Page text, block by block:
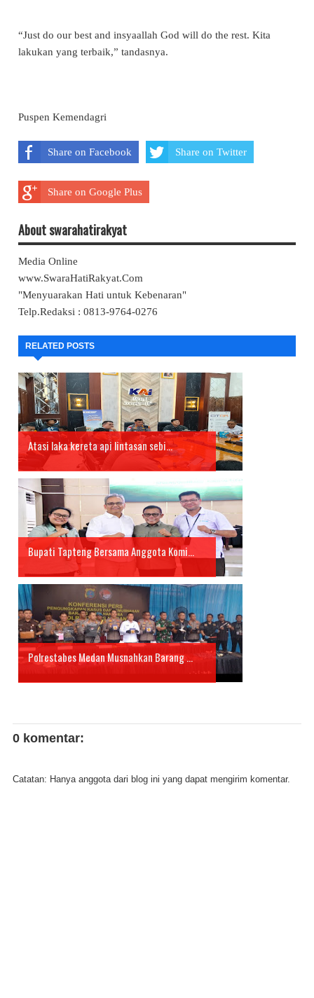
“Just do our best and insyaallah God will do the rest. Kita
lakukan yang terbaik,” tandasnya.
Puspen Kemendagri
Share on Facebook Share on Twitter
Share on Google Plus
About swarahatirakyat
Media Online
www.SwaraHatiRakyat.Com
"Menyuarakan Hati untuk Kebenaran"
Telp.Redaksi : 0813-9764-0276
RELATED POSTS
Atasi laka kereta api lintasan sebi...
Bupati Tapteng Bersama Anggota Komi...
Polrestabes Medan Musnahkan Barang ...
0 komentar:
Catatan: Hanya anggota dari blog ini yang dapat mengirim komentar.